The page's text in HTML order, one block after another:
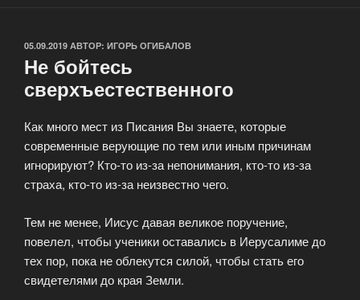
ОПУБЛИКОВАНО
05.09.2019 АВТОР: ИГОРЬ ОГИБАЛОВ
Не бойтесь
сверхъестественного
Как много мест из Писания Вы знаете, которые
современные верующие по тем или иным причинам
игнорируют? Кто-то из-за непонимания, кто-то из-за
страха, кто-то из-за неизвестно чего.
Тем не менее, Иисус давая великое поручение,
повелел, чтобы ученики оставались в Иерусалиме до
тех пор, пока не облекутся силой, чтобы стать его
свидетелями до края Земли.